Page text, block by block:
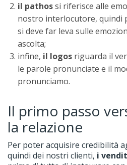
il pathossi riferisce alle
nostro interlocutore, quindi
si deve far leva sulle
ascolta;
infine, il logos riguarda il
le parole pronunciate e il
pronunciamo.
Il primo passo
la relazione
Per poter acquisire credibilità
quindi dei nostri clienti, i